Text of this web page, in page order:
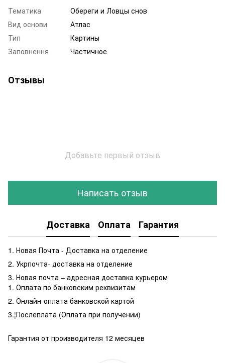
Тематика
Обереги и Ловцы снов
Вид основи
Атлас
Тип
Картины
Заповнення
Частичное
Отзывы
Добавьте первый отзыв
Написать отзыв
Доставка Оплата Гарантия
1. Новая Почта - Доставка на отделение
2. Укрпочта- доставка на отделение
3. Новая почта – адресная доставка курьером
1. Оплата по банковским реквизитам
2. Онлайн-оплата банковской картой
3.¦Послеплата (Оплата при получении)
Гарантия от производителя 12 месяцев